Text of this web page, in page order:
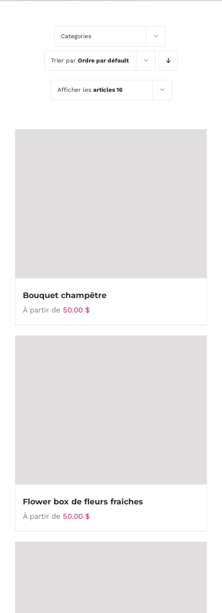
Categories
Trier par Ordre par défault
Afficher les articles 16
Bouquet champêtre
À partir de 50.00 $
Flower box de fleurs fraîches
À partir de 50.00 $